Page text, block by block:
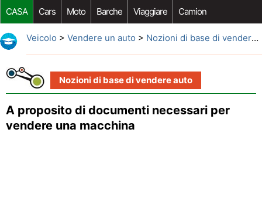
CASA Cars Moto Barche Viaggiare Camion
Riparazione Auto Acquisto Auto Car Opzioni Aftermarket
Veicolo > Vendere un auto > Nozioni di base di vendere auto
Nozioni di base di vendere auto
A proposito di documenti necessari per
vendere una macchina